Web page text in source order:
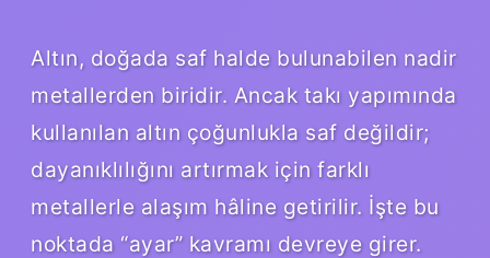
Altın, doğada saf halde bulunabilen nadir
metallerden biridir. Ancak takı yapımında
kullanılan altın çoğunlukla saf değildir;
dayanıklılığını artırmak için farklı
metallerle alaşım hâline getirilir. İşte bu
noktada “ayar” kavramı devreye girer.